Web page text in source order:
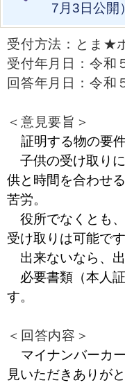
7月3日公開）
受付方法：とま★
受付年月日：令和
回答年月日：令和
＜意見要旨＞
証明する物の要
子供の受け取り
供と時間を合わせ
苦労。
役所でなくとも
受け取りは可能で
出来ないなら、出
必要書類（本人
す。
＜回答内容＞
マイナンバーカ
見いただきありが